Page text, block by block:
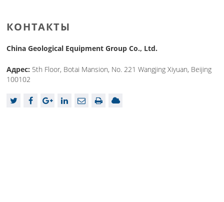
КОНТАКТЫ
China Geological Equipment Group Co., Ltd.
Адрес: 5th Floor, Botai Mansion, No. 221 Wangjing Xiyuan, Beijing
100102